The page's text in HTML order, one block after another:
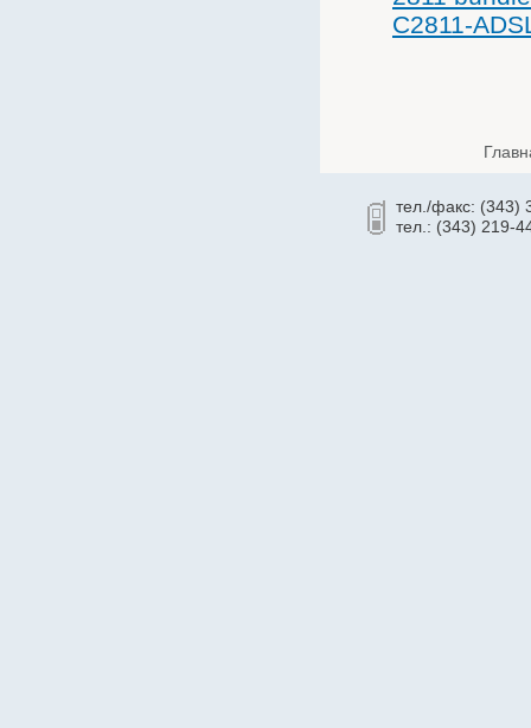
C2811-
тел./факс: (343)
тел.: (343) 219-